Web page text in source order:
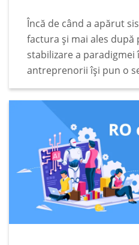
datelor din RO
Încă de când a apărut
factura și mai ales după
stabilizare a paradigmei
antreprenorii își pun o
Unele dintre acestea
pragmatice. Printre
legate…